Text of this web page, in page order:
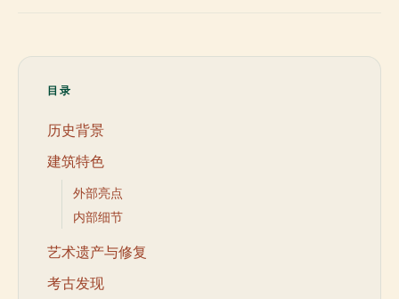
目录
历史背景
建筑特色
外部亮点
内部细节
艺术遗产与修复
考古发现